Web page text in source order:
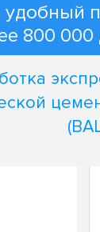
800 000